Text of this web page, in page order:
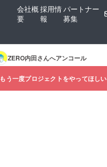
会社概
要
採用情
報
パートナー
募集
ZERO内田さんへアンコール
もう一度プロジェクトをやってほしい